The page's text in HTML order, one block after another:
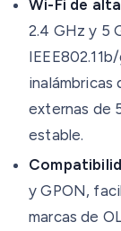
Wi-Fi de
2.4 GHz y 5
inalámbricas
externas de
estable.
y GPON,
marcas de